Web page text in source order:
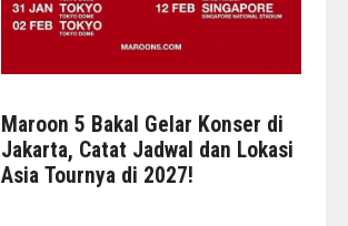
Maroon 5 Bakal Gelar Konser di
Jakarta, Catat Jadwal dan Lokasi
Asia Tournya di 2027!